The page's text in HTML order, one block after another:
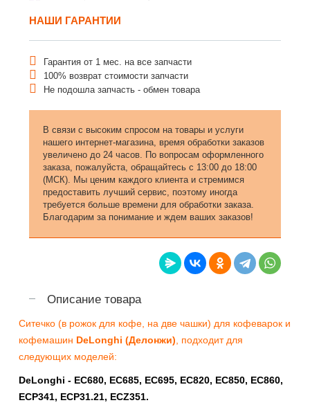
НАШИ ГАРАНТИИ
Гарантия от 1 мес. на все запчасти
100% возврат стоимости запчасти
Не подошла запчасть - обмен товара
В связи с высоким спросом на товары и услуги
нашего интернет-магазина, время обработки заказов
увеличено до 24 часов. По вопросам оформленного
заказа, пожалуйста, обращайтесь с 13:00 до 18:00
(МСК). Мы ценим каждого клиента и стремимся
предоставить лучший сервис, поэтому иногда
требуется больше времени для обработки заказа.
Благодарим за понимание и ждем ваших заказов!
Описание товара
Ситечко (в рожок для кофе, на две чашки) для кофеварок и
кофемашин DeLonghi (Делонжи) , подходит для
следующих моделей:
DeLonghi - EC680, EC685, EC695, EC820, EC850, EC860,
ECP341, ECP31.21, ECZ351.